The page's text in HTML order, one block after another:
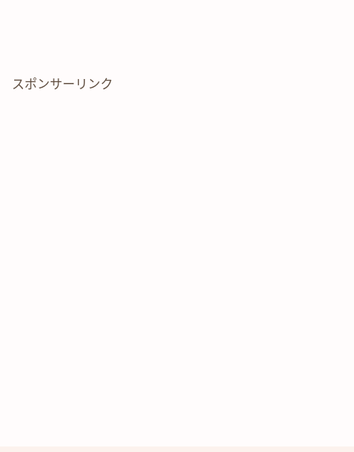
スポンサーリンク